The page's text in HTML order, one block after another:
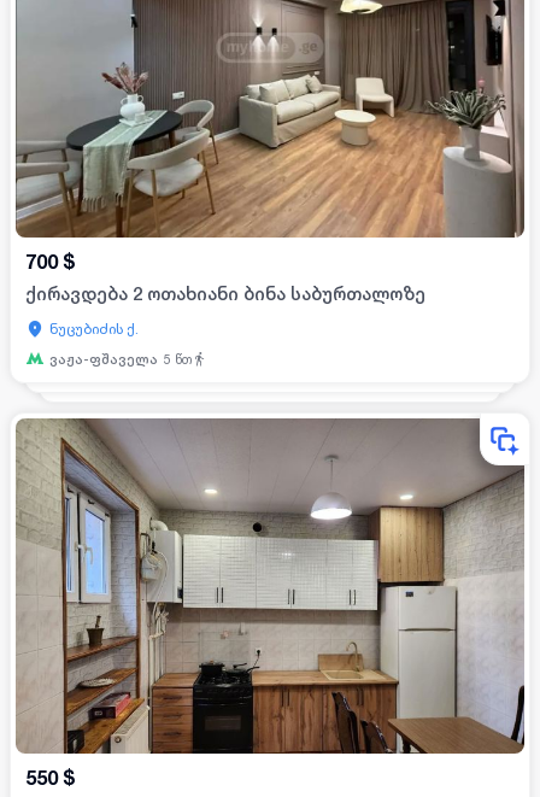
700 $
ქირავდება 2 ოთახიანი ბინა საბურთალოზე
ნუცუბიძის ქ.
ვაჟა-ფშაველა 5 წთ
550 $